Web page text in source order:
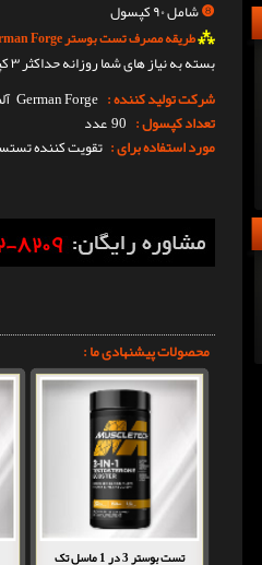
❽شامل ۹۰ کپسول
⁂طریقه مصرف تست بوستر German Forge :
بسته به نیاز های شما روزانه حداکثر ۳ کپسول از
شرکت تولید کننده : German Forge
تعداد کپسول : 90 عدد
مورد استفاده برای : تقویت کننده
محصولات پیشنهادی ما :
تست بوستر 3 در 1 ماسل تک